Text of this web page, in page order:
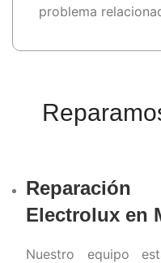
problema
Electrolux en
Nuestro equipo